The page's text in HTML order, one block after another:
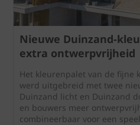
Nieuwe Duinzand-
extra ontwerpvrijheid
Het kleurenpalet van de fijne
werd uitgebreid met twee
Duinzand licht en Duinzand
en bouwers meer
combineerbaar voor een